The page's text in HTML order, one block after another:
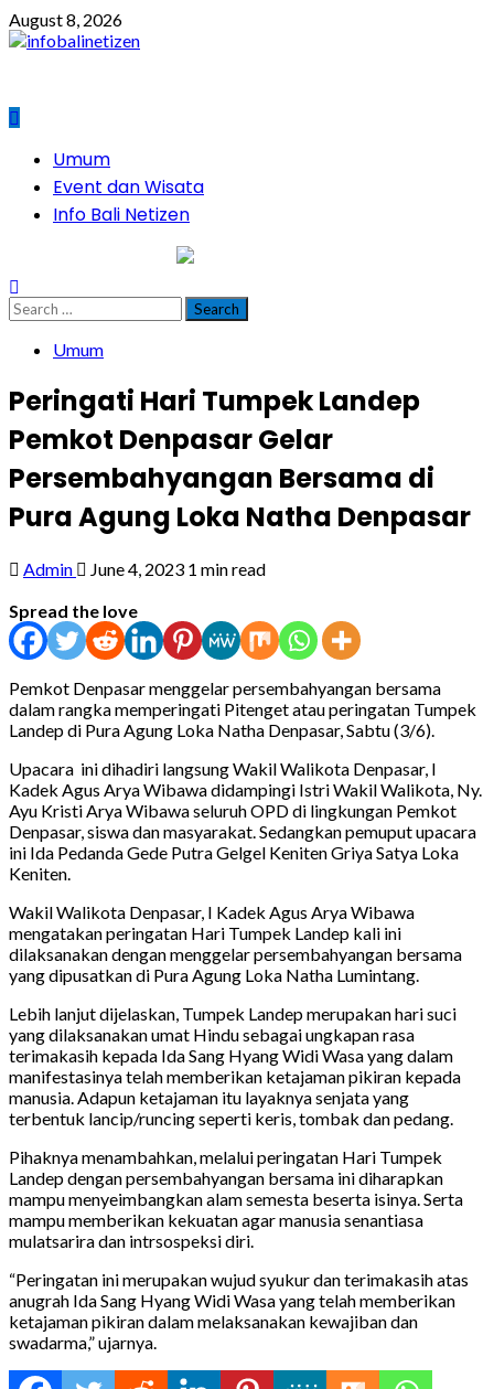
Skip
to
August 8, 2026
PrimaryUmum
Event dan Wisata
Info Bali Netizen
Search
for:
Umum
Peringati Hari Tumpek Landep
Pemkot Denpasar Gelar
Persembahyangan Bersama di
Pura Agung Loka Natha Denpasar
Admin June 4, 2023 1 min read
Spread the love
Pemkot Denpasar menggelar persembahyangan bersama
dalam rangka memperingati Pitenget atau peringatan Tumpek
Landep di Pura Agung Loka Natha Denpasar, Sabtu (3/6).
Upacara ini dihadiri langsung Wakil Walikota Denpasar, I
Kadek Agus Arya Wibawa didampingi Istri Wakil Walikota, Ny.
Ayu Kristi Arya Wibawa seluruh OPD di lingkungan Pemkot
Denpasar, siswa dan masyarakat. Sedangkan pemuput upacara
ini Ida Pedanda Gede Putra Gelgel Keniten Griya Satya Loka
Keniten.
Wakil Walikota Denpasar, I Kadek Agus Arya Wibawa
mengatakan peringatan Hari Tumpek Landep kali ini
dilaksanakan dengan menggelar persembahyangan bersama
yang dipusatkan di Pura Agung Loka Natha Lumintang.
Lebih lanjut dijelaskan, Tumpek Landep merupakan hari suci
yang dilaksanakan umat Hindu sebagai ungkapan rasa
terimakasih kepada Ida Sang Hyang Widi Wasa yang dalam
manifestasinya telah memberikan ketajaman pikiran kepada
manusia. Adapun ketajaman itu layaknya senjata yang
terbentuk lancip/runcing seperti keris, tombak dan pedang.
Pihaknya menambahkan, melalui peringatan Hari Tumpek
Landep dengan persembahyangan bersama ini diharapkan
mampu menyeimbangkan alam semesta beserta isinya. Serta
mampu memberikan kekuatan agar manusia senantiasa
mulatsarira dan intrsospeksi diri.
“Peringatan ini merupakan wujud syukur dan terimakasih atas
anugrah Ida Sang Hyang Widi Wasa yang telah memberikan
ketajaman pikiran dalam melaksanakan kewajiban dan
swadarma,” ujarnya.